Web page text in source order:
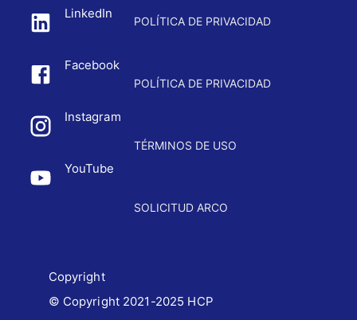
LinkedIn
Facebook
Instagram
YouTube
POLÍTICA DE PRIVACIDAD
POLÍTICA DE PRIVACIDAD
TÉRMINOS DE USO
SOLICITUD ARCO
Copyright
© Copyright 2021-2025 HCP